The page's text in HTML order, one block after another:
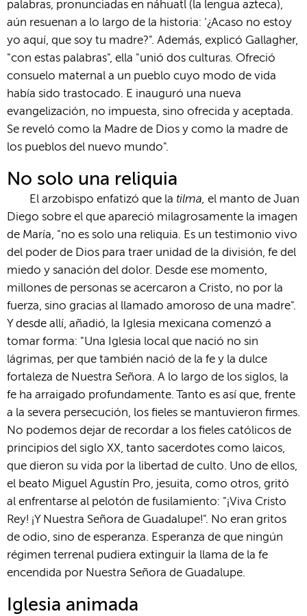
palabras, pronunciadas en náhuatl (la lengua azteca),
aún resuenan a lo largo de la historia: '¿Acaso no estoy
yo aquí, que soy tu madre?". Además, explicó Gallagher,
"con estas palabras", ella "unió dos culturas. Ofreció
consuelo maternal a un pueblo cuyo modo de vida
había sido trastocado. E inauguró una nueva
evangelización, no impuesta, sino ofrecida y aceptada.
Se reveló como la Madre de Dios y como la madre de
los pueblos del nuevo mundo".
No solo una reliquia
El arzobispo enfatizó que la tilma, el manto de Juan
Diego sobre el que apareció milagrosamente la imagen
de María, "no es solo una reliquia. Es un testimonio vivo
del poder de Dios para traer unidad de la división, fe del
miedo y sanación del dolor. Desde ese momento,
millones de personas se acercaron a Cristo, no por la
fuerza, sino gracias al llamado amoroso de una madre".
Y desde allí, añadió, la Iglesia mexicana comenzó a
tomar forma: "Una Iglesia local que nació no sin
lágrimas, per que también nació de la fe y la dulce
fortaleza de Nuestra Señora. A lo largo de los siglos, la
fe ha arraigado profundamente. Tanto es así que, frente
a la severa persecución, los fieles se mantuvieron firmes.
No podemos dejar de recordar a los fieles católicos de
principios del siglo XX, tanto sacerdotes como laicos,
que dieron su vida por la libertad de culto. Uno de ellos,
el beato Miguel Agustín Pro, jesuita, como otros, gritó
al enfrentarse al pelotón de fusilamiento: "¡Viva Cristo
Rey! ¡Y Nuestra Señora de Guadalupe!". No eran gritos
de odio, sino de esperanza. Esperanza de que ningún
régimen terrenal pudiera extinguir la llama de la fe
encendida por Nuestra Señora de Guadalupe.
Iglesia animada